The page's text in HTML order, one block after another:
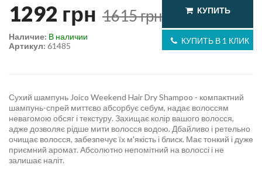
1292 грн 1615грн КУПИТЬ
КУПИТЬ В 1 КЛИК
Артикул: 61485
Наличие: В наличии
Сухий шампунь Joico Weekend Hair Dry Shampoo - компактний
шампунь-спрей миттєво абсорбує себум, надає волоссям
невагомою обсяг і текстуру. Захищає колір вашого волосся,
адже дозволяє рідше мити волосся водою. Дбайливо і ретельно
очищає волосся, забезпечує їх м'якість і блиск. Має тонкий і дуже
приємний аромат. Абсолютно непомітний на волоссі і не
залишає наліт.